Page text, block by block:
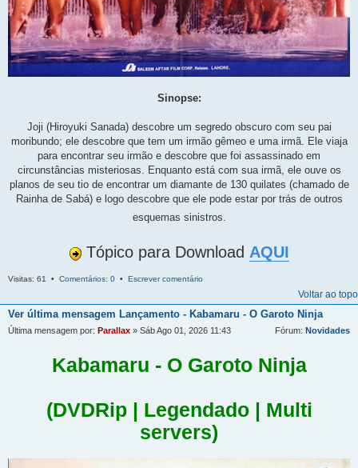
Sinopse:
Joji (Hiroyuki Sanada) descobre um segredo obscuro com seu pai
moribundo; ele descobre que tem um irmão gêmeo e uma irmã. Ele viaja
para encontrar seu irmão e descobre que foi assassinado em
circunstâncias misteriosas. Enquanto está com sua irmã, ele ouve os
planos de seu tio de encontrar um diamante de 130 quilates (chamado de
Rainha de Sabá) e logo descobre que ele pode estar por trás de outros
esquemas sinistros.
Tópico para Download AQUI
Visitas: 61 • Comentários: 0 • Escrever comentário
Voltar ao topo
Ver última mensagem Lançamento - Kabamaru - O Garoto Ninja
Última mensagem por: Parallax » Sáb Ago 01, 2026 11:43 Fórum: Novidades
Kabamaru - O Garoto Ninja
(DVDRip | Legendado | Multi
servers)